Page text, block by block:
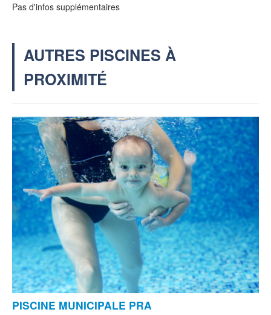
Pas d'infos supplémentaires
AUTRES PISCINES À
PROXIMITÉ
PISCINE MUNICIPALE PRA